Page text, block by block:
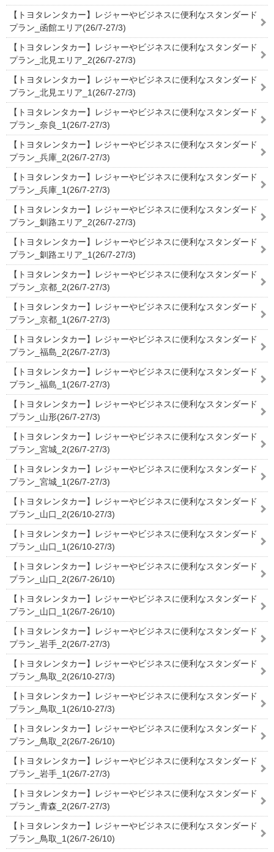
【トヨタレンタカー】レジャーやビジネスに便利なスタンダード
プラン_函館エリア(26/7-27/3)
【トヨタレンタカー】レジャーやビジネスに便利なスタンダード
プラン_北見エリア_2(26/7-27/3)
【トヨタレンタカー】レジャーやビジネスに便利なスタンダード
プラン_北見エリア_1(26/7-27/3)
【トヨタレンタカー】レジャーやビジネスに便利なスタンダード
プラン_奈良_1(26/7-27/3)
【トヨタレンタカー】レジャーやビジネスに便利なスタンダード
プラン_兵庫_2(26/7-27/3)
【トヨタレンタカー】レジャーやビジネスに便利なスタンダード
プラン_兵庫_1(26/7-27/3)
【トヨタレンタカー】レジャーやビジネスに便利なスタンダード
プラン_釧路エリア_2(26/7-27/3)
【トヨタレンタカー】レジャーやビジネスに便利なスタンダード
プラン_釧路エリア_1(26/7-27/3)
【トヨタレンタカー】レジャーやビジネスに便利なスタンダード
プラン_京都_2(26/7-27/3)
【トヨタレンタカー】レジャーやビジネスに便利なスタンダード
プラン_京都_1(26/7-27/3)
【トヨタレンタカー】レジャーやビジネスに便利なスタンダード
プラン_福島_2(26/7-27/3)
【トヨタレンタカー】レジャーやビジネスに便利なスタンダード
プラン_福島_1(26/7-27/3)
【トヨタレンタカー】レジャーやビジネスに便利なスタンダード
プラン_山形(26/7-27/3)
【トヨタレンタカー】レジャーやビジネスに便利なスタンダード
プラン_宮城_2(26/7-27/3)
【トヨタレンタカー】レジャーやビジネスに便利なスタンダード
プラン_宮城_1(26/7-27/3)
【トヨタレンタカー】レジャーやビジネスに便利なスタンダード
プラン_山口_2(26/10-27/3)
【トヨタレンタカー】レジャーやビジネスに便利なスタンダード
プラン_山口_1(26/10-27/3)
【トヨタレンタカー】レジャーやビジネスに便利なスタンダード
プラン_山口_2(26/7-26/10)
【トヨタレンタカー】レジャーやビジネスに便利なスタンダード
プラン_山口_1(26/7-26/10)
【トヨタレンタカー】レジャーやビジネスに便利なスタンダード
プラン_岩手_2(26/7-27/3)
【トヨタレンタカー】レジャーやビジネスに便利なスタンダード
プラン_鳥取_2(26/10-27/3)
【トヨタレンタカー】レジャーやビジネスに便利なスタンダード
プラン_鳥取_1(26/10-27/3)
【トヨタレンタカー】レジャーやビジネスに便利なスタンダード
プラン_鳥取_2(26/7-26/10)
【トヨタレンタカー】レジャーやビジネスに便利なスタンダード
プラン_岩手_1(26/7-27/3)
【トヨタレンタカー】レジャーやビジネスに便利なスタンダード
プラン_青森_2(26/7-27/3)
【トヨタレンタカー】レジャーやビジネスに便利なスタンダード
プラン_鳥取_1(26/7-26/10)